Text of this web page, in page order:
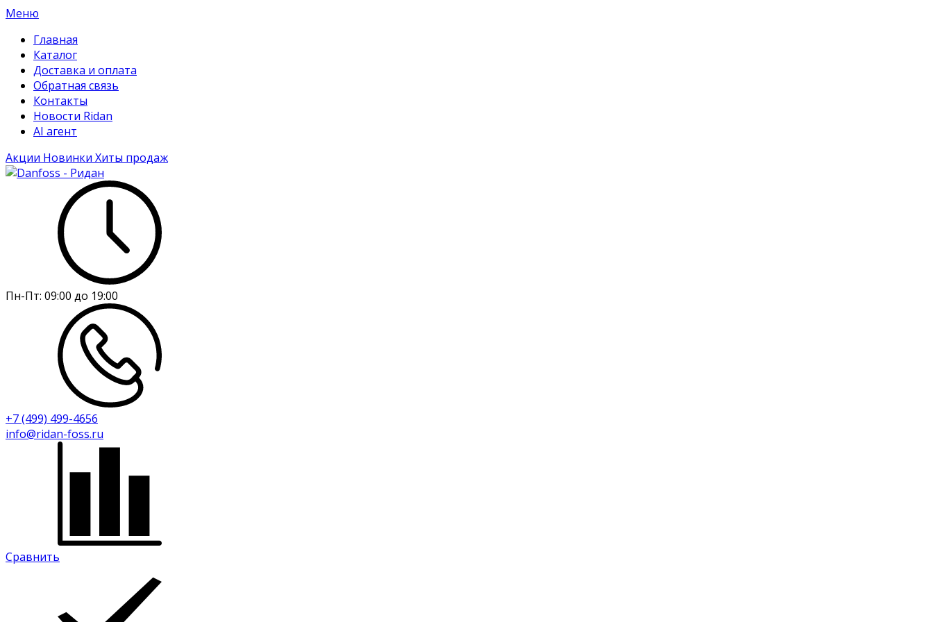
Меню
Главная
Каталог
Доставка и оплата
Обратная связь
Контакты
Новости Ridan
AI агент
Акции Новинки Хиты продаж
Пн-Пт: 09:00 до 19:00
+7 (499) 499-4656
info@ridan-foss.ru
Сравнить